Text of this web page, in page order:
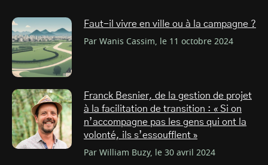
Faut-il vivre en ville ou à la campagne ?
Par Wanis Cassim, le 11 octobre 2024
Franck Besnier, de la gestion de projet
à la facilitation de transition : « Si on
n’accompagne pas les gens qui ont la
volonté, ils s’essoufflent »
Par William Buzy, le 30 avril 2024